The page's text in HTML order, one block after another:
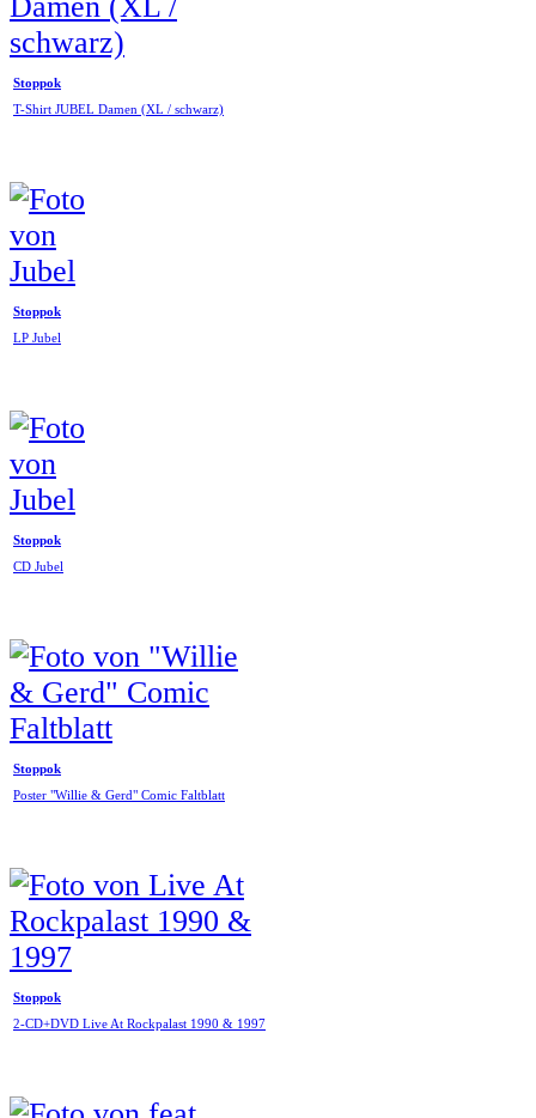
Stoppok
T-Shirt JUBEL Damen (XL / schwarz)
Stoppok
LP Jubel
Stoppok
CD Jubel
Stoppok
Poster "Willie & Gerd" Comic Faltblatt
Stoppok
2-CD+DVD Live At Rockpalast 1990 & 1997